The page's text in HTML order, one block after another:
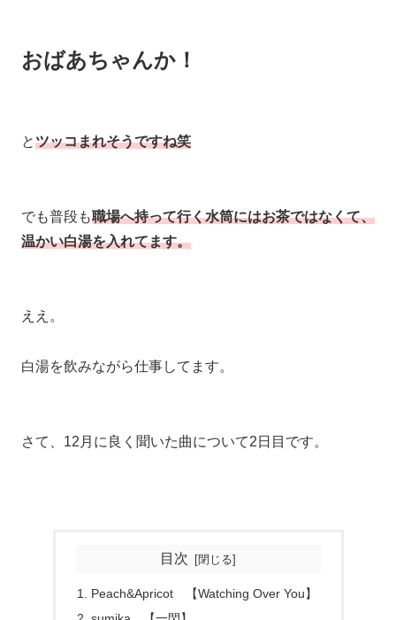
おばあちゃんか！
とツッコまれそうですね笑
でも普段も職場へ持って行く水筒にはお茶ではなくて、
温かい白湯を入れてます。
ええ。
白湯を飲みながら仕事してます。
さて、12月に良く聞いた曲について2日目です。
目次
Peach&Apricot 【Watching Over You】